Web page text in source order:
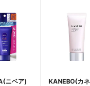
ニベア)
KANEBO(カ